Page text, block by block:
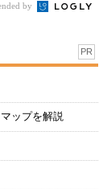
by
PR
ップを解説